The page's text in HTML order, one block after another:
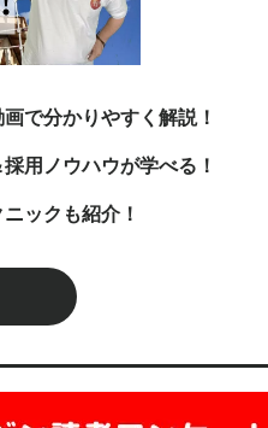
で分かりやすく解説！
用ノウハウが学べる！
ックも紹介！